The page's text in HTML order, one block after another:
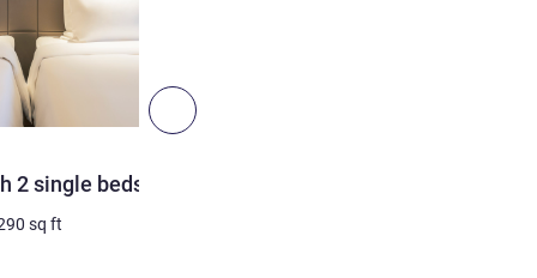
다음 - 객실
2 single beds
sq ft